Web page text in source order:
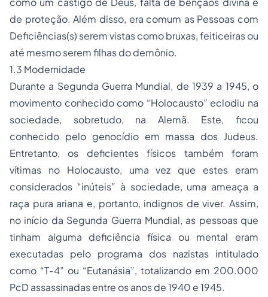
de proteção. Além disso, era comum as Pessoas com
Deficiências(s) serem vistas como bruxas, feiticeiras ou
até mesmo serem filhas do demônio.
1.3 Modernidade
Durante a Segunda Guerra Mundial, de 1939 a 1945, o
movimento conhecido como “Holocausto” eclodiu na
sociedade, sobretudo, na Alemã. Este, ficou
conhecido pelo genocídio em massa dos Judeus.
Entretanto, os deficientes físicos também foram
vítimas no Holocausto, uma vez que estes eram
considerados “inúteis” à sociedade, uma ameaça a
raça pura ariana e, portanto, indignos de viver. Assim,
no início da Segunda Guerra Mundial, as pessoas que
tinham alguma deficiência física ou mental eram
executadas pelo programa dos nazistas intitulado
como “T-4” ou “Eutanásia”, totalizando em 200.000
PcD assassinadas entre os anos de 1940 e 1945.